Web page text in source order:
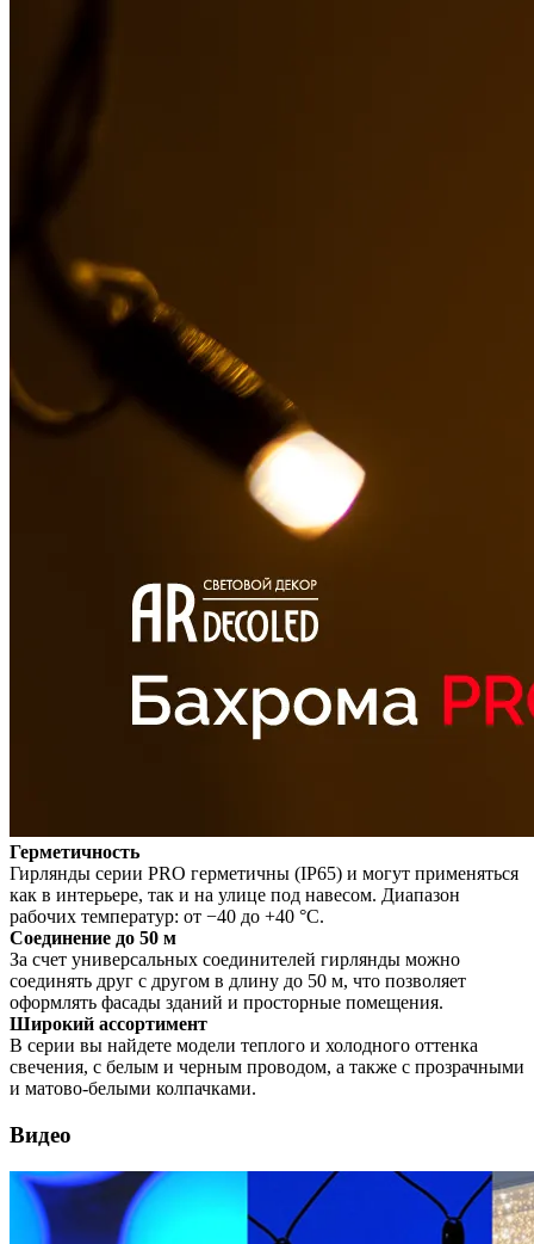
Герметичность
Гирлянды серии PRO герметичны (IP65) и могут применяться
как в интерьере, так и на улице под навесом. Диапазон
рабочих температур: от −40 до +40 °C.
Соединение до 50 м
За счет универсальных соединителей гирлянды можно
соединять друг с другом в длину до 50 м, что позволяет
оформлять фасады зданий и просторные помещения.
Широкий ассортимент
В серии вы найдете модели теплого и холодного оттенка
свечения, с белым и черным проводом, а также с прозрачными
и матово-белыми колпачками.
Видео